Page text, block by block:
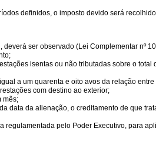
definidos, o imposto devido será
ser observado (Lei Complementar nº
isentas ou não tributadas sobre o total
a um quarenta e oito avos da relação
com destino ao exterior;
mês;
data da alienação, o creditamento de que
regulamentada pelo Poder Executivo, para